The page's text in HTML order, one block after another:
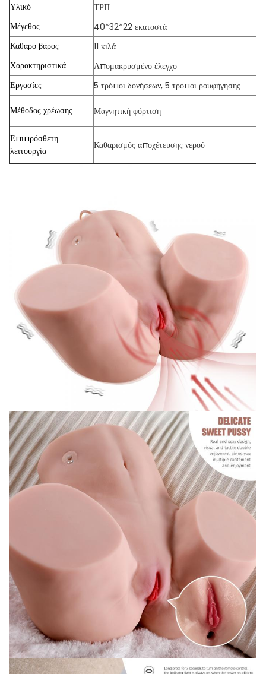
Υλικό
ΤΡΠ
Μέγεθος
40*32*22 εκατοστά
Καθαρό βάρος
11 κιλά
Χαρακτηριστικά
Απομακρυσμένο έλεγχο
Εργασίες
5 τρόποι δονήσεων, 5 τρόποι ρουφήγησης
Μέθοδος χρέωσης Μαγνητική φόρτιση
Επιπρόσθετη
λειτουργία
Καθαρισμός αποχέτευσης νερού